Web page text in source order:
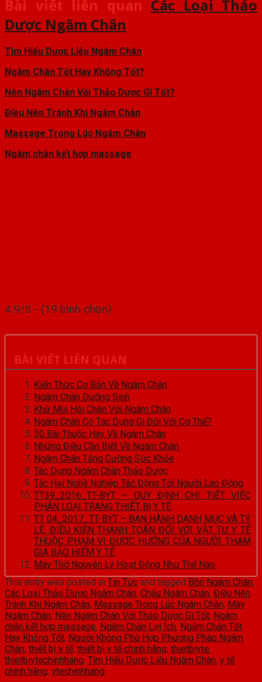
Bài viết liên quan Các Loại Thảo
Dược Ngâm Chân
Tìm Hiểu Dược Liệu Ngâm Chân
Ngâm Chân Tốt Hay Không Tốt?
Nên Ngâm Chân Với Thảo Dược Gì Tốt?
Điều Nên Tránh Khi Ngâm Chân
Massage Trong Lúc Ngâm Chân
Ngâm chân kết hợp massage
4.9/5 - (19 bình chọn)
BÀI VIẾT LIÊN QUAN
Kiến Thức Cơ Bản Về Ngâm Chân
Ngâm Chân Dưỡng Sinh
Khử Mùi Hôi Chân Với Ngâm Chân
Ngâm Chân Có Tác Dụng Gì Đối Với Cơ Thể?
30 Bài Thuốc Hay Về Ngâm Chân
Những Điều Cần Biết Về Ngâm Chân
Ngâm Chân Tăng Cường Sức Khỏe
Tác Dụng Ngâm Chân Thảo Dược
Tác Hại Nghề Nghiệp Tác Động Tới Người Lao Động
TT39_2016_TT-BYT – QUY ĐỊNH CHI TIẾT VIỆC
PHÂN LOẠI TRANG THIẾT BỊ Y TẾ
TT 04_2017_TT-BYT – BAN HÀNH DANH MỤC VÀ TỶ
LỆ, ĐIỀU KIỆN THANH TOÁN ĐỐI VỚI VẬT TƯ Y TẾ
THUỘC PHẠM VI ĐƯỢC HƯỞNG CỦA NGƯỜI THAM
GIA BẢO HIỂM Y TẾ
Máy Thở Nguyên Lý Hoạt Động Như Thế Nào
This entry was posted in Tin Tức and tagged Bồn Ngâm Chân,
Các Loại Thảo Dược Ngâm Chân, Chậu Ngâm Chân, Điều Nên
Tránh Khi Ngâm Chân, Massage Trong Lúc Ngâm Chân, Máy
Ngâm Chân, Nên Ngâm Chân Với Thảo Dược Gì Tốt, Ngâm
chân kết hợp massage, Ngâm Chân Lợi Ích, Ngâm Chân Tốt
Hay Không Tốt, Người Không Phù Hợp Phương Pháp Ngâm
Chân, thiết bị y tế, thiết bị y tế chính hãng, thietbiyte,
thietbiytechinhhang, Tìm Hiểu Dược Liệu Ngâm Chân, y tế
chính hãng, ytechinhhang.